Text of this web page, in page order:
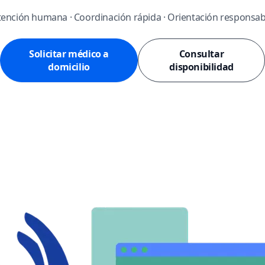
humana · Coordinación rápida · Orientación
Solicitar médico a
domicilio
Consultar
disponibilidad